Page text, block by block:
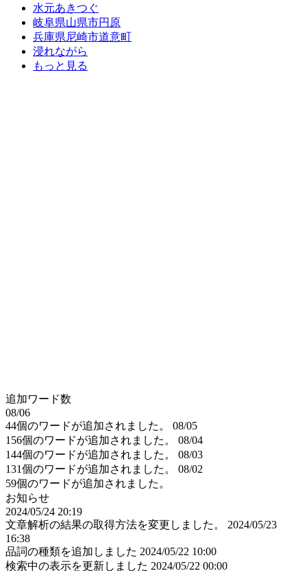
水元あきつぐ
岐阜県山県市円原
兵庫県尼崎市道意町
浸れながら
もっと見る
追加ワード数
08/06
44個のワードが追加されました。
08/05
156個のワードが追加されました。
08/04
144個のワードが追加されました。
08/03
131個のワードが追加されました。
08/02
59個のワードが追加されました。
お知らせ
2024/05/24 20:19
文章解析の結果の取得方法を変更しました。
2024/05/23
16:38
品詞の種類を追加しました 2024/05/22 10:00
検索中の表示を更新しました 2024/05/22 00:00